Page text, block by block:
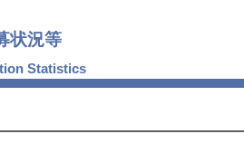
状況等